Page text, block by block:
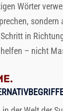
Wörter
in
– nicht